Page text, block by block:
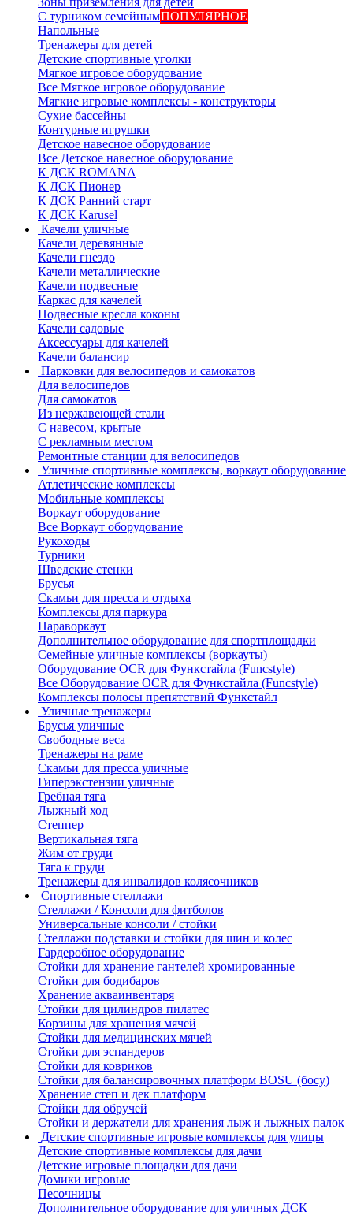
С турником семейнымПОПУЛЯРНОЕ
Напольные
Тренажеры для детей
Детские спортивные уголки
Мягкое игровое оборудование
Все Мягкое игровое оборудование
Мягкие игровые комплексы - конструкторы
Сухие бассейны
Контурные игрушки
Детское навесное оборудование
Все Детское навесное оборудование
К ДСК ROMANA
К ДСК Пионер
К ДСК Ранний старт
К ДСК Karusel
Качели уличные
Качели деревянные
Качели гнездо
Качели металлические
Качели подвесные
Каркас для качелей
Подвесные кресла коконы
Качели садовые
Аксессуары для качелей
Качели балансир
Парковки для велосипедов и самокатов
Для велосипедов
Для самокатов
Из нержавеющей стали
С навесом, крытые
С рекламным местом
Ремонтные станции для велосипедов
Уличные спортивные комплексы, воркаут оборудование
Атлетические комплексы
Мобильные комплексы
Воркаут оборудование
Все Воркаут оборудование
Рукоходы
Турники
Шведские стенки
Брусья
Скамьи для пресса и отдыха
Комплексы для паркура
Параворкаут
Дополнительное оборудование для спортплощадки
Семейные уличные комплексы (воркауты)
Оборудование OCR для Функстайла (Funcstyle)
Все Оборудование OCR для Функстайла (Funcstyle)
Комплексы полосы препятствий Функстайл
Уличные тренажеры
Брусья уличные
Свободные веса
Тренажеры на раме
Скамьи для пресса уличные
Гиперэкстензии уличные
Гребная тяга
Лыжный ход
Степпер
Вертикальная тяга
Жим от груди
Тяга к груди
Тренажеры для инвалидов колясочников
Спортивные стеллажи
Стеллажи / Консоли для фитболов
Универсальные консоли / стойки
Стеллажи подставки и стойки для шин и колес
Гардеробное оборудование
Стойки для хранение гантелей хромированные
Стойки для бодибаров
Хранение акваинвентаря
Стойки для цилиндров пилатес
Корзины для хранения мячей
Стойки для медицинских мячей
Стойки для эспандеров
Стойки для ковриков
Стойки для балансировочных платформ BOSU (босу)
Хранение степ и дек платформ
Стойки для обручей
Стойки и держатели для хранения лыж и лыжных палок
Детские спортивные игровые комплексы для улицы
Детские спортивные комплексы для дачи
Детские игровые площадки для дачи
Домики игровые
Песочницы
Дополнительное оборудование для уличных ДСК